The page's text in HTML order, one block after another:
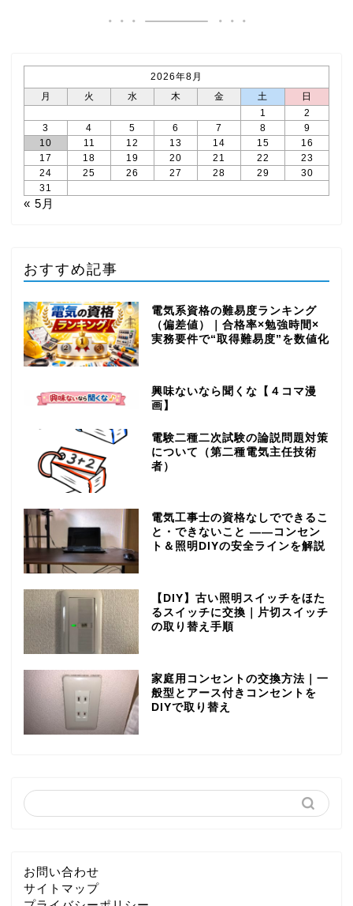
2026年8月
月
火 水 木 金 土
日
1
2
3
4 5 6 7 8
9
10
11 12 13 14 15
16
17
18 19 20 21 22
23
24
25 26 27 28 29
30
31
« 5月
おすすめ記事
電気系資格の難易度ランキング
（偏差値）｜合格率×勉強時間×
実務要件で“取得難易度”を数値化
興味ないなら聞くな【４コマ漫
画】
電験二種二次試験の論説問題対策
について（第二種電気主任技術
者）
電気工事士の資格なしでできるこ
と・できないこと ――コンセン
ト＆照明DIYの安全ラインを解説
【DIY】古い照明スイッチをほた
るスイッチに交換｜片切スイッチ
の取り替え手順
家庭用コンセントの交換方法｜一
般型とアース付きコンセントを
DIYで取り替え
お問い合わせ
サイトマップ